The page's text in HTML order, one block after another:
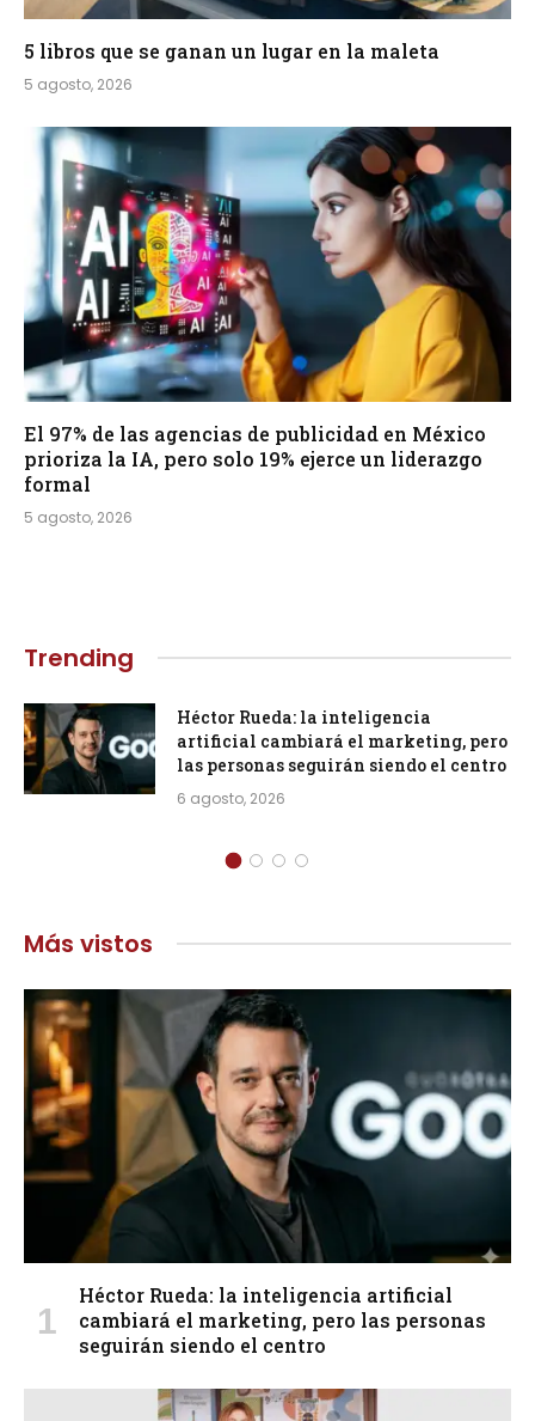
5 libros que se ganan un lugar en la maleta
5 agosto, 2026
El 97% de las agencias de publicidad en México
prioriza la IA, pero solo 19% ejerce un liderazgo
formal
5 agosto, 2026
Trending
Héctor Rueda: la inteligencia
artificial cambiará el marketing, pero
las personas seguirán siendo el centro
6 agosto, 2026
Más vistos
Héctor Rueda: la inteligencia artificial
cambiará el marketing, pero las personas
seguirán siendo el centro